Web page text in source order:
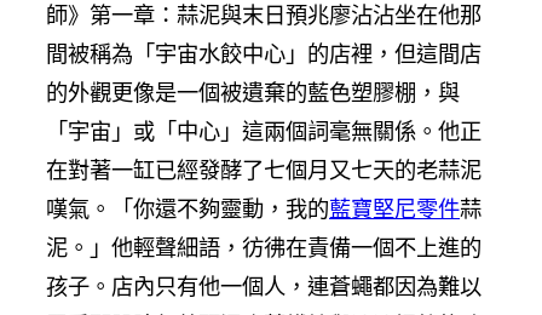
師》第一章：蒜泥與末日預兆廖沾沾坐在他那
間被稱為「宇宙水餃中心」的店裡，但這間店
的外觀更像是一個被遺棄的藍色塑膠棚，與
「宇宙」或「中心」這兩個詞毫無關係。他正
在對著一缸已經發酵了七個月又七天的老蒜泥
嘆氣。「你還不夠靈動，我的藍寶堅尼零件蒜
泥。」他輕聲細語，彷彿在責備一個不上進的
孩子。店內只有他一個人，連蒼蠅都因為難以